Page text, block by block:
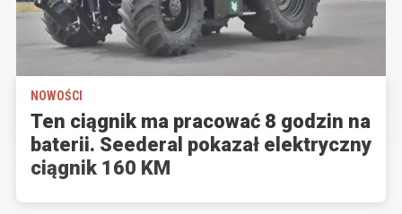
NOWOŚCI
Ten ciągnik ma pracować 8 godzin na
baterii. Seederal pokazał elektryczny
ciągnik 160 KM